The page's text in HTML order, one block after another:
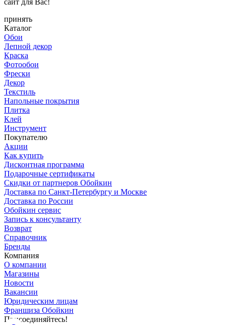
сайт для Вас!
принять
Каталог
Обои
Лепной декор
Краска
Фотообои
Фрески
Декор
Текстиль
Напольные покрытия
Плитка
Клей
Инструмент
Покупателю
Акции
Как купить
Дисконтная программа
Подарочные сертификаты
Скидки от партнеров Обойкин
Доставка по Санкт-Петербургу и Москве
Доставка по России
Обойкин сервис
Запись к консультанту
Возврат
Справочник
Бренды
Компания
О компании
Магазины
Новости
Вакансии
Юридическим лицам
Франшиза Обойкин
Присоединяйтесь!